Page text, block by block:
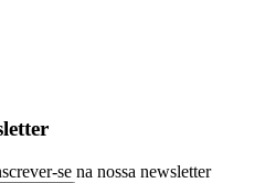
se na nossa newsletter